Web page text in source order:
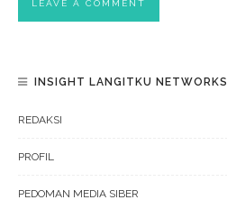
INSIGHT LANGITKU NETWORKS
REDAKSI
PROFIL
PEDOMAN MEDIA SIBER